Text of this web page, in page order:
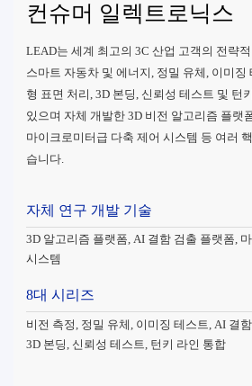
컨슈머 일렉트로닉스
LEAD는 세계 최고의 3C 산업 고객의 전략
스마트 자동차 및 에너지, 정밀 유체, 이미징
형 표면 처리, 3D 본딩, 신뢰성 테스트 및 턴
있으며 자체 개발한 3D 비전 알고리즘 플랫
마이크로미터급 다축 제어 시스템 등 여러
습니다.
자체 연구 개발 기술
3D 알고리즘 플랫폼, AI 결함 검출 플랫폼,
시스템
8대 시리즈
비전 측정, 정밀 유체, 이미징 테스트, AI 결
3D 본딩, 신뢰성 테스트, 턴키 라인 통합